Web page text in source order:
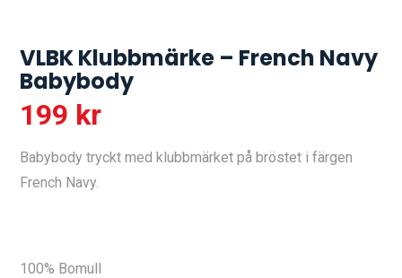
VLBK Klubbmärke – French Navy
Babybody
199 kr
Babybody tryckt med klubbmärket på bröstet i färgen
French Navy.
100% Bomull